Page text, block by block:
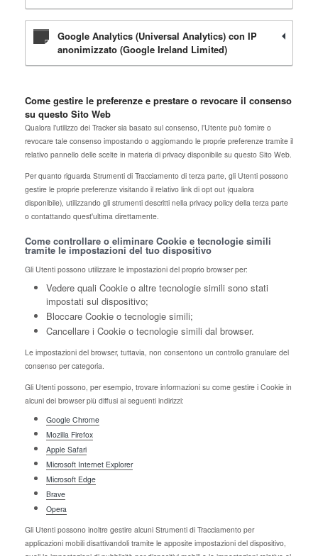
Google Analytics (Universal Analytics) con IP
anonimizzato (Google Ireland Limited)
Come gestire le preferenze e prestare o revocare il consenso
su questo Sito Web
Qualora l’utilizzo dei Tracker sia basato sul consenso, l’Utente può fornire o
revocare tale consenso impostando o aggiornando le proprie preferenze tramite il
relativo pannello delle scelte in materia di privacy disponibile su questo Sito Web.
Per quanto riguarda Strumenti di Tracciamento di terza parte, gli Utenti possono
gestire le proprie preferenze visitando il relativo link di opt out (qualora
disponibile), utilizzando gli strumenti descritti nella privacy policy della terza parte
o contattando quest'ultima direttamente.
Come controllare o eliminare Cookie e tecnologie simili
tramite le impostazioni del tuo dispositivo
Gli Utenti possono utilizzare le impostazioni del proprio browser per:
Vedere quali Cookie o altre tecnologie simili sono stati
impostati sul dispositivo;
Bloccare Cookie o tecnologie simili;
Cancellare i Cookie o tecnologie simili dal browser.
Le impostazioni del browser, tuttavia, non consentono un controllo granulare del
consenso per categoria.
Gli Utenti possono, per esempio, trovare informazioni su come gestire i Cookie in
alcuni dei browser più diffusi ai seguenti indirizzi:
Google Chrome
Mozilla Firefox
Apple Safari
Microsoft Internet Explorer
Microsoft Edge
Brave
Opera
Gli Utenti possono inoltre gestire alcuni Strumenti di Tracciamento per
applicazioni mobili disattivandoli tramite le apposite impostazioni del dispositivo,